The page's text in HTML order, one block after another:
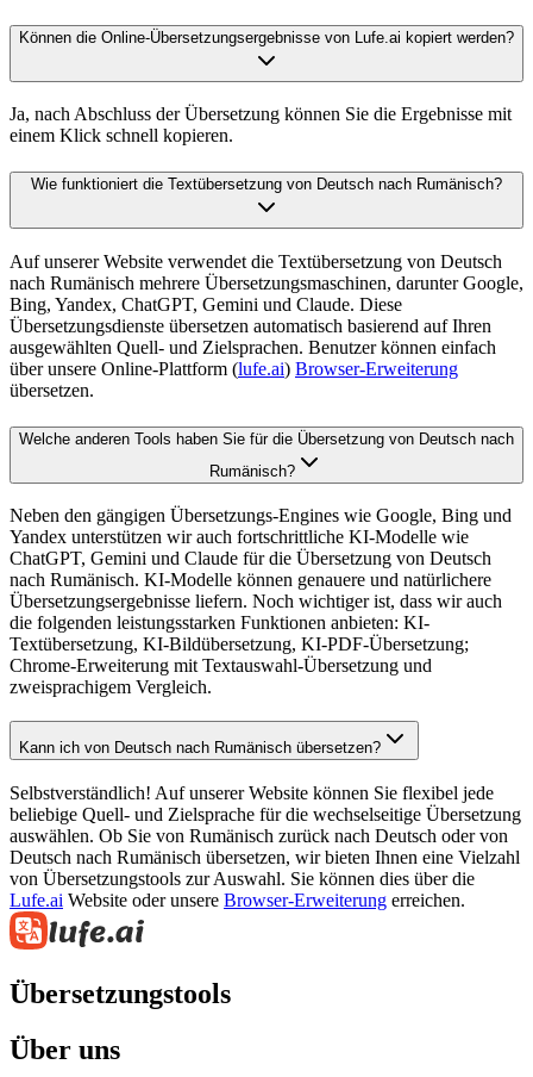
Können die Online-Übersetzungsergebnisse von Lufe.ai kopiert werden?
Ja, nach Abschluss der Übersetzung können Sie die Ergebnisse mit
einem Klick schnell kopieren.
Wie funktioniert die Textübersetzung von Deutsch nach Rumänisch?
Auf unserer Website verwendet die Textübersetzung von Deutsch
nach Rumänisch mehrere Übersetzungsmaschinen, darunter Google,
Bing, Yandex, ChatGPT, Gemini und Claude. Diese
Übersetzungsdienste übersetzen automatisch basierend auf Ihren
ausgewählten Quell- und Zielsprachen. Benutzer können einfach
über unsere Online-Plattform (lufe.ai) Browser-Erweiterung
übersetzen.
Welche anderen Tools haben Sie für die Übersetzung von Deutsch nach
Rumänisch?
Neben den gängigen Übersetzungs-Engines wie Google, Bing und
Yandex unterstützen wir auch fortschrittliche KI-Modelle wie
ChatGPT, Gemini und Claude für die Übersetzung von Deutsch
nach Rumänisch. KI-Modelle können genauere und natürlichere
Übersetzungsergebnisse liefern. Noch wichtiger ist, dass wir auch
die folgenden leistungsstarken Funktionen anbieten: KI-
Textübersetzung, KI-Bildübersetzung, KI-PDF-Übersetzung;
Chrome-Erweiterung mit Textauswahl-Übersetzung und
zweisprachigem Vergleich.
Kann ich von Deutsch nach Rumänisch übersetzen?
Selbstverständlich! Auf unserer Website können Sie flexibel jede
beliebige Quell- und Zielsprache für die wechselseitige Übersetzung
auswählen. Ob Sie von Rumänisch zurück nach Deutsch oder von
Deutsch nach Rumänisch übersetzen, wir bieten Ihnen eine Vielzahl
von Übersetzungstools zur Auswahl. Sie können dies über die
Lufe.ai Website oder unsere Browser-Erweiterung erreichen.
Übersetzungstools
Über uns